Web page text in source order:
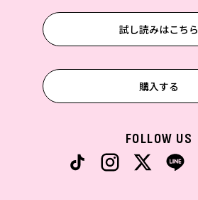
試し読みはこちら
購入する
FOLLOW US